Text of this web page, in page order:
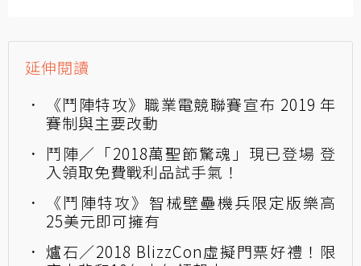
延伸閱讀
《鬥陣特攻》職業電競聯賽宣布 2019 年
賽制與主要改動
鬥陣／「2018萬聖節驚魂」現已登場 登
入領取免費戰利品試手氣！
《鬥陣特攻》智械壁壘機兵限定版樂高
25美元即可擁有
爐石／2018 BlizzCon虛擬門票好禮！限